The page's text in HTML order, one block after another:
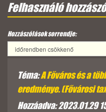
Felhasználó
Hozzászólások sorrendje:
Téma:A Főváros és a
eredménye. (Fővárosi
Hozzáadva: 2023.01.29